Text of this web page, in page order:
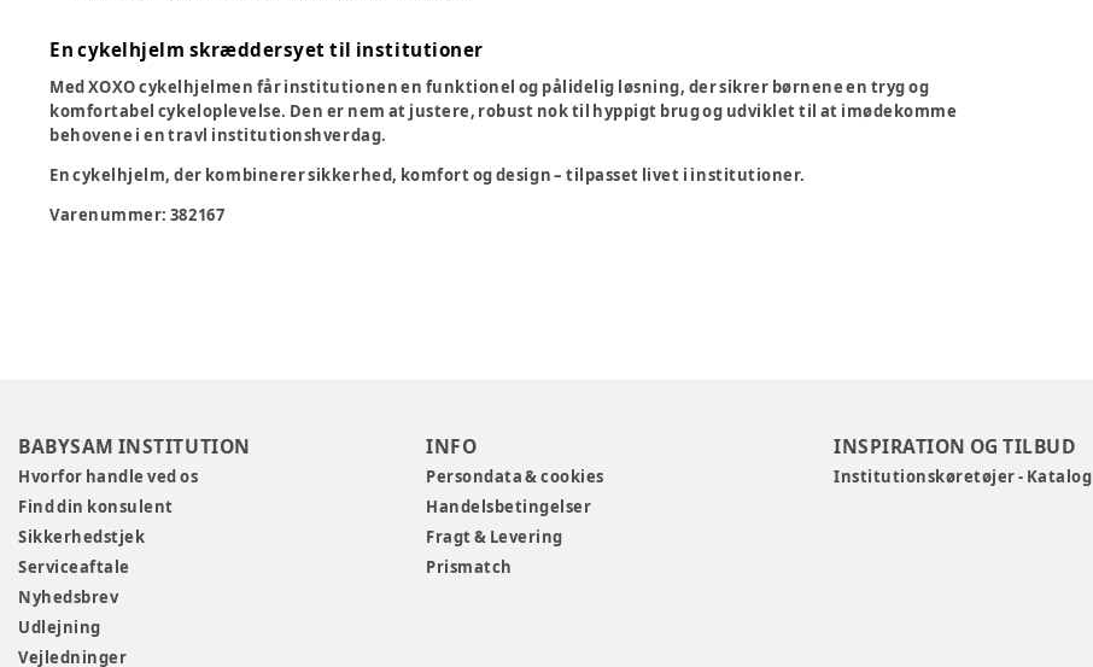
En cykelhjelm skræddersyet til institutioner
Med XOXO cykelhjelmen får institutionen en funktionel og pålidelig løsning, der sikrer børnene en tryg og
komfortabel cykeloplevelse. Den er nem at justere, robust nok til hyppigt brug og udviklet til at imødekomme
behovene i en travl institutionshverdag.
En cykelhjelm, der kombinerer sikkerhed, komfort og design – tilpasset livet i institutioner.
Varenummer: 382167
BABYSAM INSTITUTION
Hvorfor handle ved os
Find din konsulent
Sikkerhedstjek
Serviceaftale
Nyhedsbrev
Udlejning
Vejledninger
INFO
Persondata & cookies
Handelsbetingelser
Fragt & Levering
Prismatch
INSPIRATION OG TILBUD
Institutionskøretøjer - Katalog